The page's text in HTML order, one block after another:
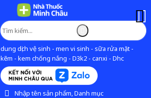
dung dịch vệ sinh - men vi sinh - sữa rửa mặt -
kẽm - kem chống nắng - D3k2 - canxi - Dhc
Nhập tên sản phẩm, Danh mục